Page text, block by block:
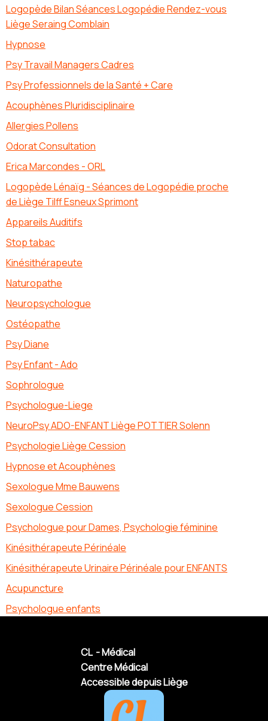
Logopède Bilan Séances Logopédie Rendez-vous
Liège Seraing Comblain
Hypnose
Psy Travail Managers Cadres
Psy Professionnels de la Santé + Care
Acouphènes Pluridisciplinaire
Allergies Pollens
Odorat Consultation
Erica Marcondes - ORL
Logopède Lénaïg - Séances de Logopédie proche
de Liège Tilff Esneux Sprimont
Appareils Auditifs
Stop tabac
Kinésithérapeute
Naturopathe
Neuropsychologue
Ostéopathe
Psy Diane
Psy Enfant - Ado
Sophrologue
Psychologue-Liege
NeuroPsy ADO-ENFANT Liège POTTIER Solenn
Psychologie Liège Cession
Hypnose et Acouphènes
Sexologue Mme Bauwens
Sexologue Cession
Psychologue pour Dames, Psychologie féminine
Kinésithérapeute Périnéale
Kinésithérapeute Urinaire Périnéale pour ENFANTS
Acupuncture
Psychologue enfants
CL - Médical
Centre Médical
Accessible depuis Liège